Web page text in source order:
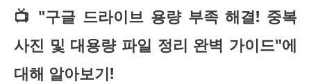
📺 "구글 드라이브 용량 부족 해결! 중복
사진 및 대용량 파일 정리 완벽 가이드"에
대해 알아보기!